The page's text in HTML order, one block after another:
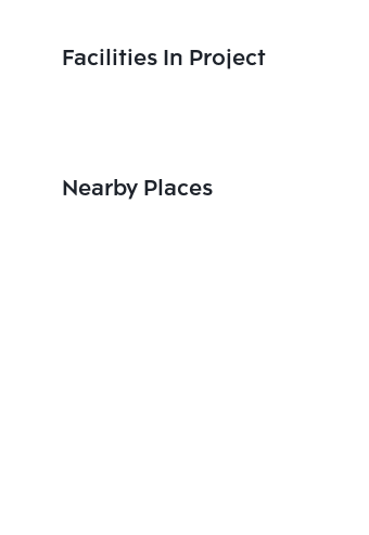
Facilities In Project
Nearby Places